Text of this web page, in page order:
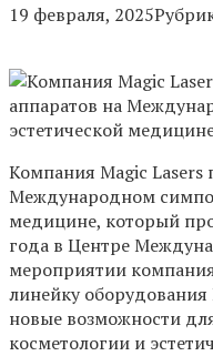
19 февраля, 2025
Компания Magic Lasers
Международном
медицине, который
года в Центре
мероприятии
линейку
новые возможности
косметологии и